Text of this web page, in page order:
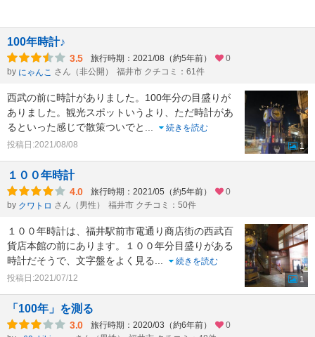
100年時計♪
3.5 旅行時期：2021/08（約5年前）
0
by にゃんこ さん（非公開） 福井市 クチコミ：61件
西武の前に時計がありました。100年分の目盛りが
ありました。観光スポットいうより、ただ時計があ
るといった感じで散策ついでと ...
続きを読む
投稿日:2021/08/08
1
１００年時計
4.0 旅行時期：2021/05（約5年前）
0
by クワトロ さん（男性） 福井市 クチコミ：50件
１００年時計は、福井駅前市電通り商店街の西武百
貨店本館の前にあります。１００年分目盛りがある
時計だそうで、文字盤をよく見る...
続きを読む
投稿日:2021/07/12
1
「100年」を測る
3.0 旅行時期：2020/03（約6年前）
0